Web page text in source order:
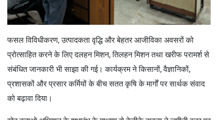
फसल विविधीकरण, उत्पादकता वृद्धि और बेहतर आजीविका अवसरों को
प्रोत्साहित करने के लिए दलहन मिशन, तिलहन मिशन तथा खरीफ परामर्श से
संबंधित जानकारी भी साझा की गई। कार्यक्रम ने किसानों, वैज्ञानिकों,
प्रशासकों और प्रसार कर्मियों के बीच सतत कृषि के मार्गों पर सार्थक संवाद
को बढ़ावा दिया।